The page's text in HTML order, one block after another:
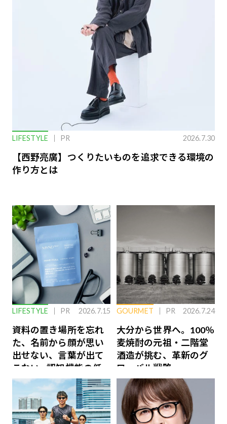
LIFESTYLE PR 2026.7.30
【西野亮廣】つくりたいものを追求できる環境の
作り方とは
LIFESTYLE PR 2026.7.15
資料の置き場所を忘れ
た、名前から顔が思い
出せない、言葉が出て
こない…認知機能の低
下を救う、脳のインナ
ーケアとは
GOURMET PR 2026.7.24
大分から世界へ。100％
麦焼酎の元祖・二階堂
酒造が挑む、革新のグ
ローバル戦略